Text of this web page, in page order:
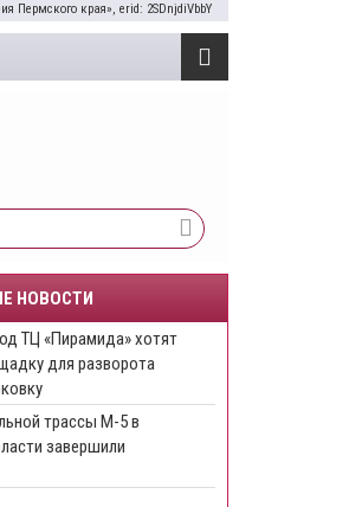
края», erid: 2SDnjdiVbbY
НОВОСТИ
ТЦ «Пирамида» хотят
для разворота
трассы М-5 в
завершили